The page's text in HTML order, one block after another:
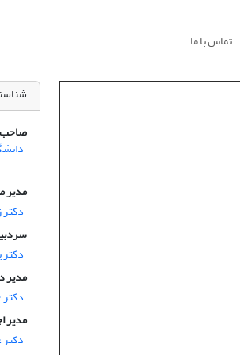
تماس با ما
صاحب
مدیر
دکتر
مدیر
دکتر
مدیر